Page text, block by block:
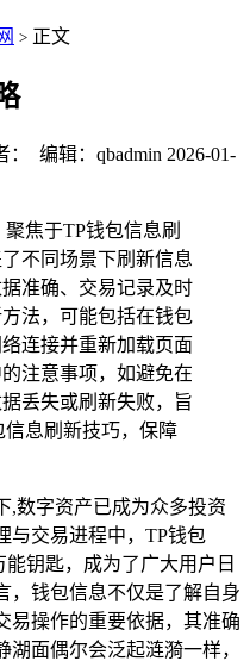
> 正文
： 编辑：qbadmin 2026-01-
聚焦于TP钱包信息刷
不同场景下刷新信息
准确、交易记录及时
法，可能包括在钱包
连接并重新加载页面
注意事项，如避免在
丢失或刷新失败，旨
息刷新技巧，保障
,数字资产已成为众多投资
与交易进程中，TP钱包
能钥匙，成为了广大用户日
，钱包信息不仅是了解自身
易操作的重要依据，其准确
面偶尔会泛起涟漪一样，